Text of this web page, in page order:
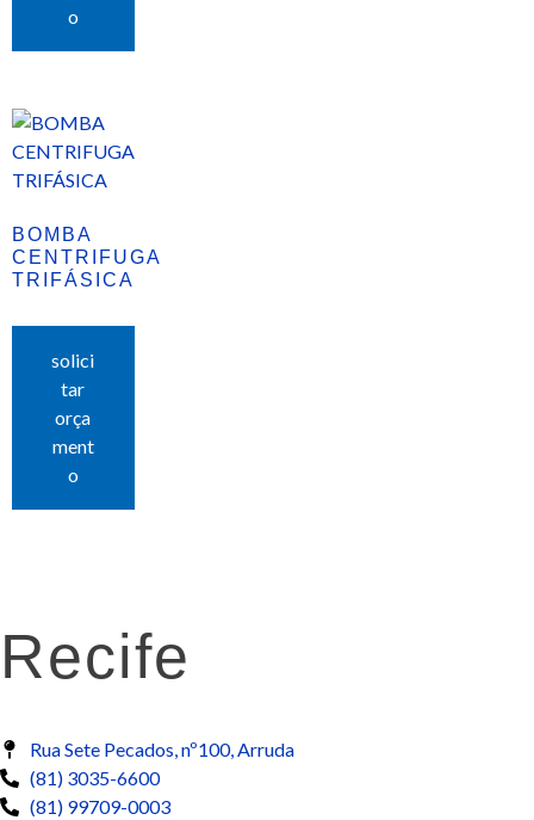
o
BOMBA
CENTRIFUGA
TRIFÁSICA
solici
tar
orça
ment
o
Recife
Rua Sete Pecados, nº100, Arruda
(81) 3035-6600
(81) 99709-0003